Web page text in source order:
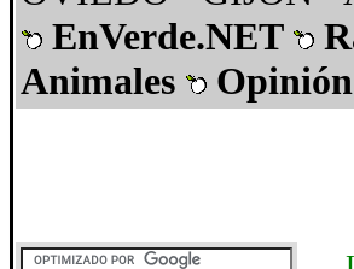
EnVerde.NET
Animales
Opinión